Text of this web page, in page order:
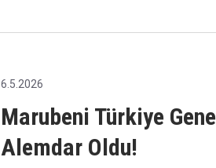
6.5.2026
Marubeni Türkiye